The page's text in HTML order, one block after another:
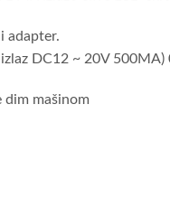
adapter.
DC12 ~ 20V 500MA)
dim mašinom